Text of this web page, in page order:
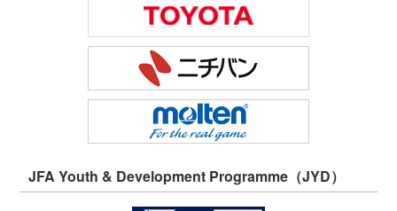
JFA Youth & Development Programme（JYD）